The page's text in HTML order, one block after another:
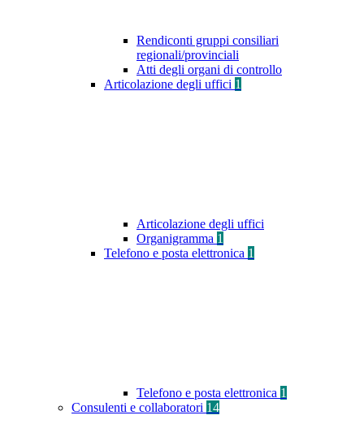
Rendiconti gruppi consiliari
regionali/provinciali
Atti degli organi di controllo
Articolazione degli uffici 1
Articolazione degli uffici
Organigramma 1
Telefono e posta elettronica 1
Telefono e posta elettronica 1
Consulenti e collaboratori 14